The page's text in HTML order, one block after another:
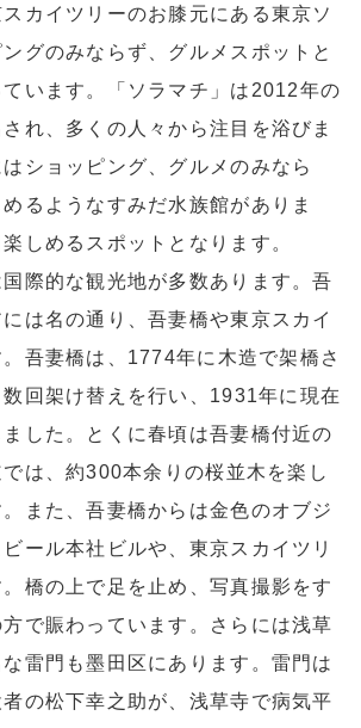
カイツリーのお膝元にある東京ソ
グのみならず、グルメスポットと
います。「ソラマチ」は2012年の
れ、多くの人々から注目を浴びま
ショッピング、グルメのみなら
るようなすみだ水族館がありま
しめるスポットとなります。
際的な観光地が多数あります。吾
は名の通り、吾妻橋や東京スカイ
吾妻橋は、1774年に木造で架橋さ
回架け替えを行い、1931年に現在
した。とくに春頃は吾妻橋付近の
は、約300本余りの桜並木を楽し
また、吾妻橋からは金色のオブジ
ール本社ビルや、東京スカイツリ
橋の上で足を止め、写真撮影をす
で賑わっています。さらには浅草
雷門も墨田区にあります。雷門は
の松下幸之助が、浅草寺で病気平